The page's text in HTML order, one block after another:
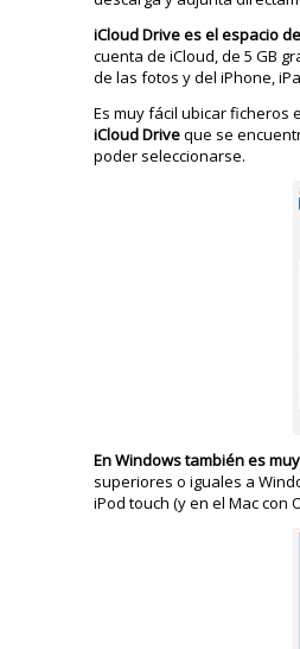
iCloud Drive es el espacio
cuenta de iCloud, de 5 GB
de las fotos y del iPhone,
Es muy fácil ubicar ficheros
iCloud Driveque se
poder seleccionarse.
En Windows también es
superiores o iguales a
iPod touch (y en el Mac con